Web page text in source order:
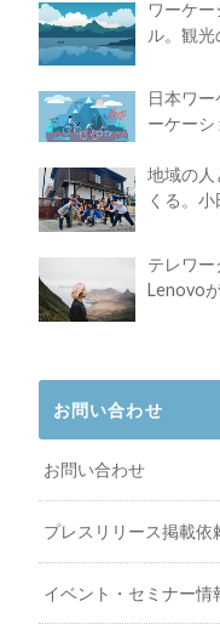
ワーケ
ル。観
日本ワ
ーケー
地域の人
くる。
テレワー
Lenovo
お問い合わせ
お問い合わせ
プレスリリース掲載依
イベント・セミナー情